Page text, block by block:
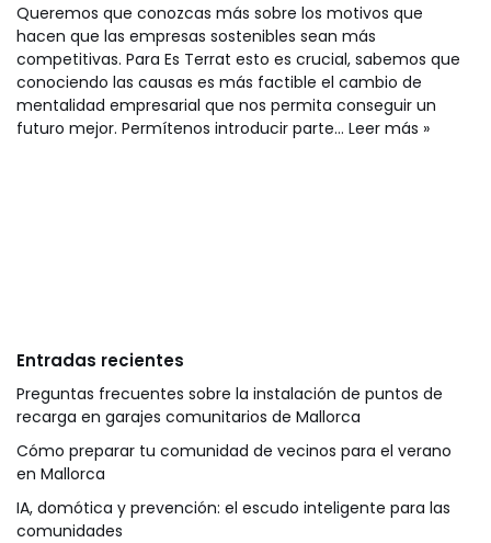
Queremos que conozcas más sobre los motivos que
hacen que las empresas sostenibles sean más
competitivas. Para Es Terrat esto es crucial, sabemos que
conociendo las causas es más factible el cambio de
mentalidad empresarial que nos permita conseguir un
futuro mejor. Permítenos introducir parte… Leer más »
Entradas recientes
Preguntas frecuentes sobre la instalación de puntos de
recarga en garajes comunitarios de Mallorca
Cómo preparar tu comunidad de vecinos para el verano
en Mallorca
IA, domótica y prevención: el escudo inteligente para las
comunidades